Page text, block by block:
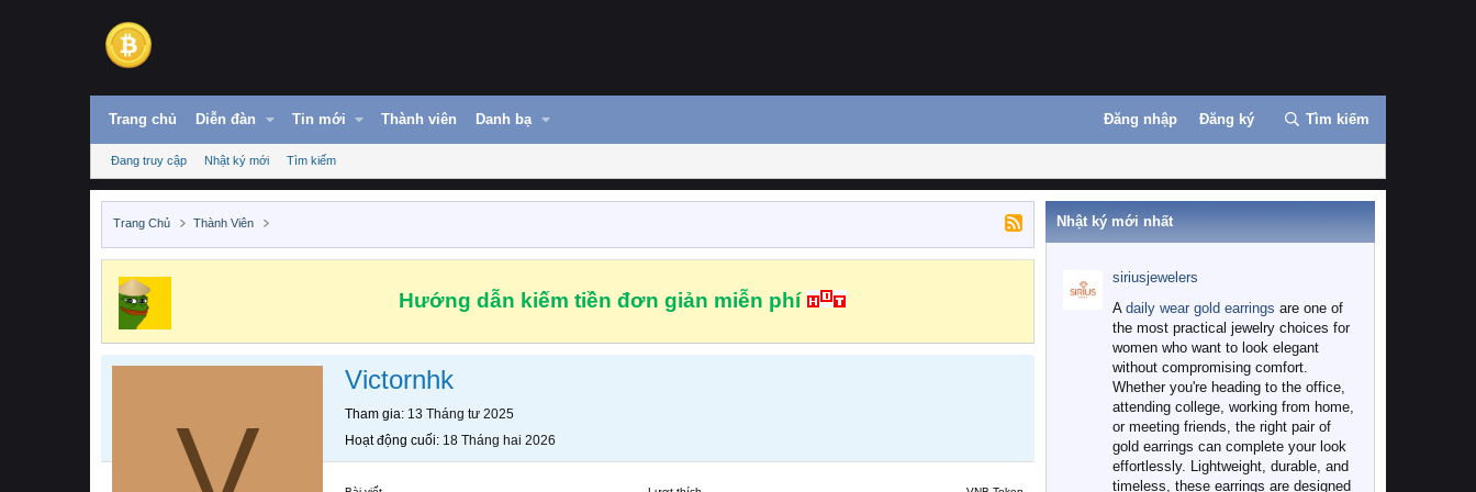
Trang chủ Diễn đàn Tin mới Thành viên Danh bạ Đăng nhập Đăng ký Tìm kiếm
Đang truy cập Nhật ký mới Tìm kiếm
Trang Chủ Thành Viên
Hướng dẫn kiếm tiền đơn giản miễn phí
Victornhk
Tham gia 13 Tháng tư 2025
Hoạt động cuối 18 Tháng hai 2026
Nhật ký mới nhất
siriusjewelers
A daily wear gold earrings are one of
the most practical jewelry choices for
women who want to look elegant
without compromising comfort.
Whether you're heading to the office,
attending college, working from home,
or meeting friends, the right pair of
gold earrings can complete your look
effortlessly. Lightweight, durable, and
timeless, these earrings are designed